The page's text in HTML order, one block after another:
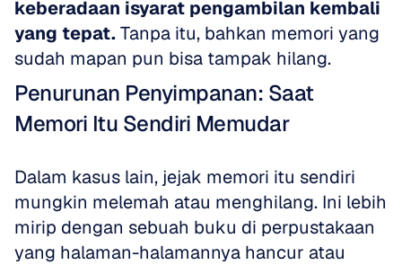
keberadaan isyarat pengambilan kembali
yang tepat. Tanpa itu, bahkan memori yang
sudah mapan pun bisa tampak hilang.
Penurunan Penyimpanan: Saat
Memori Itu Sendiri Memudar
Dalam kasus lain, jejak memori itu sendiri
mungkin melemah atau menghilang. Ini lebih
mirip dengan sebuah buku di perpustakaan
yang halaman-halamannya hancur atau